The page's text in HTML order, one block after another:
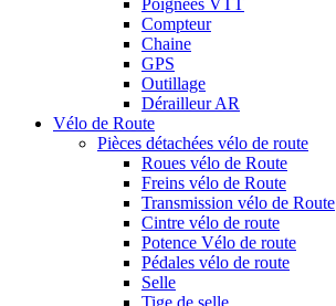
Poignées VTT
Compteur
Chaine
GPS
Outillage
Dérailleur AR
Vélo de Route
Pièces détachées vélo de route
Roues vélo de Route
Freins vélo de Route
Transmission vélo de Route
Cintre vélo de route
Potence Vélo de route
Pédales vélo de route
Selle
Tige de selle